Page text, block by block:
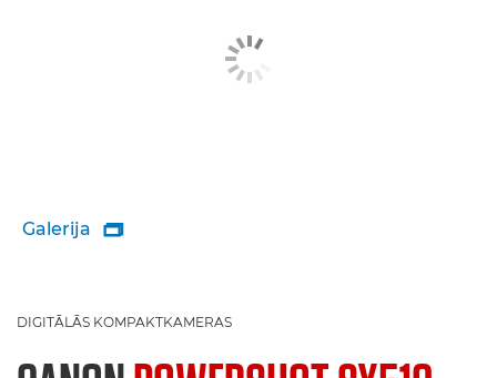
Galerija 
DIGITĀLĀS KOMPAKTKAMERAS